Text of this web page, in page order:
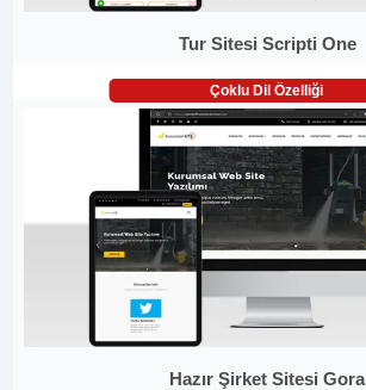
Tur Sitesi Scripti One
Çoklu Dil Özelliği
Hazır Şirket Sitesi Gora